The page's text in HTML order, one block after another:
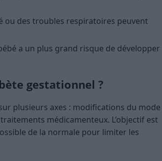
ou des troubles respiratoires peuvent
a un plus grand risque de développer
gestationnel ?
plusieurs axes : modifications du mode
médicamenteux. L’objectif est
de la normale pour limiter les